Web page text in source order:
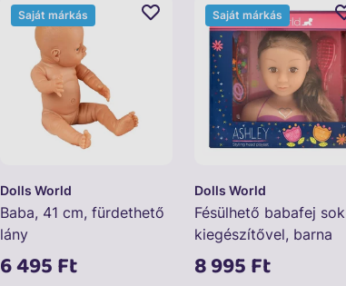
Dolls World
Baba, 41 cm, fürdethető
lány
6 495 Ft
Saját márkás
Dolls World
Fésülhető babafej sok
kiegészítővel, barna
Ashley
8 995 Ft
Saját márkás